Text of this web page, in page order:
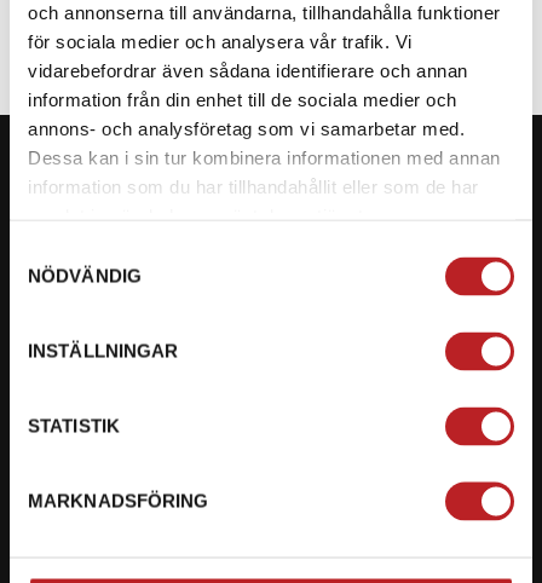
och annonserna till användarna, tillhandahålla funktioner
för sociala medier och analysera vår trafik. Vi
vidarebefordrar även sådana identifierare och annan
information från din enhet till de sociala medier och
annons- och analysföretag som vi samarbetar med.
Dessa kan i sin tur kombinera informationen med annan
information som du har tillhandahållit eller som de har
NÖDVÄNDIG
INSTÄLLNINGAR
STATISTIK
MARKNADSFÖRING
Org. nummer: 5566689278
Ryckepungsvägen 3, 79177 Falun